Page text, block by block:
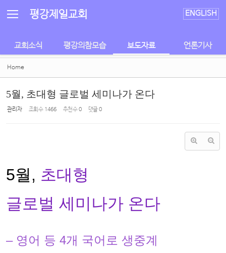
평강제일교회 ENGLISH
교회소식 평강의참모습 보도자료 언론기사
Home
5월, 초대형 글로벌 세미나가 온다
관리자 조회 수 1466 추천 수0 댓글0
5월, 초대형
글로벌 세미나가 온다
– 영어 등 4개 국어로 생중계